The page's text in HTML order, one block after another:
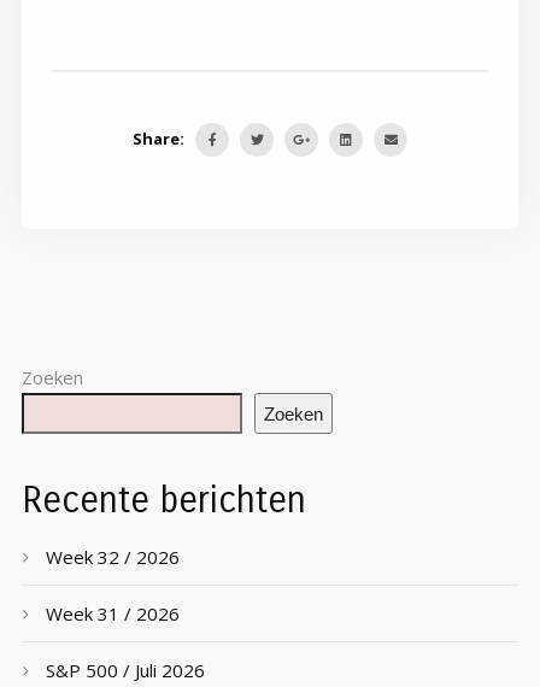
Share:
Zoeken
Zoeken
Recente berichten
Week 32 / 2026
Week 31 / 2026
S&P 500 / Juli 2026